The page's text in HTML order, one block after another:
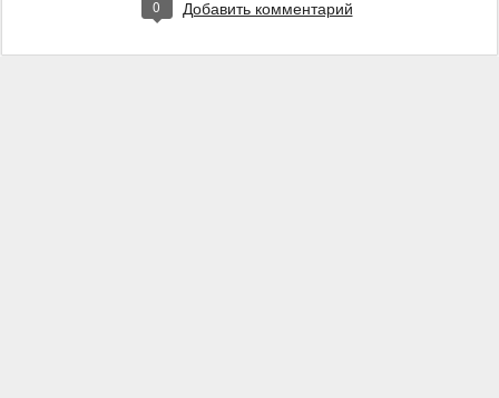
0 Добавить комментарий